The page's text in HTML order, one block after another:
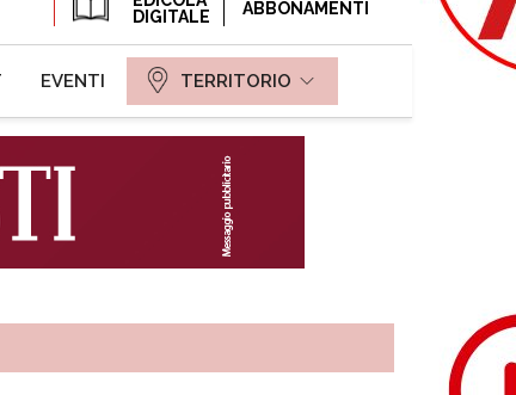
DIGITALE
ABBONAMENTI
EVENTI TERRITORIO